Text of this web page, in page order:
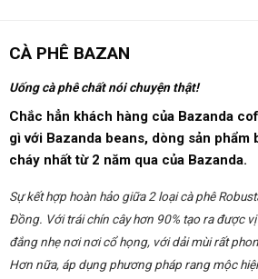
CÀ PHÊ BAZAN
Uống cà phê chất nói chuyện thật!
Chắc hẳn khách hàng của Bazanda
gì với Bazanda beans, dòng sản phẩm
cháy nhất từ 2 năm qua của Bazanda.
Sự kết hợp hoàn hảo giữa 2 loại cà phê
Đồng. Với trái chín cây hơn 90% tạo ra được
đắng nhẹ nơi nơi cổ họng, với dải mùi rất
Hơn nữa, áp dụng phương pháp rang mộc